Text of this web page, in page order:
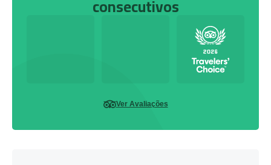
consecutivos
Ver Avaliações